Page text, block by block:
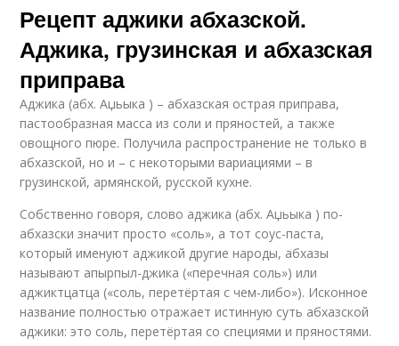
Рецепт аджики абхазской.
Аджика, грузинская и абхазская
приправа
Аджика (абх. Аџьыка ) – абхазская острая приправа,
пастообразная масса из соли и пряностей, а также
овощного пюре. Получила распространение не только в
абхазской, но и – с некоторыми вариациями – в
грузинской, армянской, русской кухне.
Собственно говоря, слово аджика (абх. Аџьыка ) по-
абхазски значит просто «соль», а тот соус-паста,
который именуют аджикой другие народы, абхазы
называют апырпыл-джика («перечная соль») или
аджиктцатца («соль, перетёртая с чем-либо»). Исконное
название полностью отражает истинную суть абхазской
аджики: это соль, перетёртая со специями и пряностями.